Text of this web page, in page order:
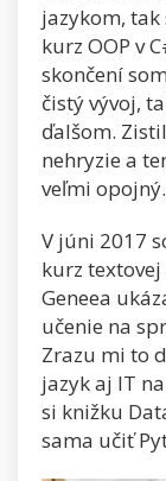
jazykom,
kurz OOP v
skončení
čistý vývoj,
ďalšom.
nehryzie a
veľmi opojný.
V júni 2017
kurz
Geneea
učenie na
Zrazu mi to
jazyk aj IT
si knižku
sama učiť